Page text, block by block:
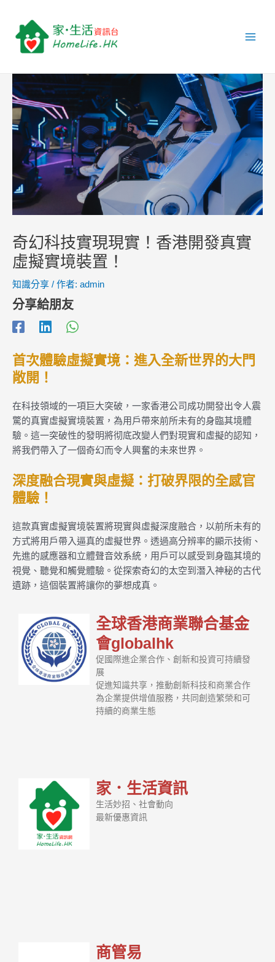
奇幻科技實現現實！香港開發真實
虛擬實境裝置！
知識分享 / 作者: admin
分享給朋友
首次體驗虛擬實境：進入全新世界的大門
敞開！
在科技領域的一項巨大突破，一家香港公司成功開發出令人震
驚的真實虛擬實境裝置，為用戶帶來前所未有的身臨其境體
驗。這一突破性的發明將彻底改變人們對現實和虛擬的認知，
將我們帶入了一個奇幻而令人興奮的未來世界。
深度融合現實與虛擬：打破界限的全感官
體驗！
這款真實虛擬實境裝置將現實與虛擬深度融合，以前所未有的
方式將用戶帶入逼真的虛擬世界。透過高分辨率的顯示技術、
先進的感應器和立體聲音效系統，用戶可以感受到身臨其境的
視覺、聽覺和觸覺體驗。從探索奇幻的太空到潛入神秘的古代
遺跡，這個裝置將讓你的夢想成真。
全球香港商業聯合基金
會globalhk
促國際進企業合作、創新和投資可持續發
展
促進知識共享，推動創新科技和商業合作
為企業提供增值服務，共同創造繁榮和可
持續的商業生態
家．生活資訊
生活妙招、社會動向
最新優惠資訊
商管易
navigation